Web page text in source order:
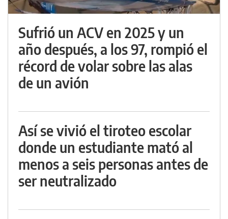
Sufrió un ACV en 2025 y un
año después, a los 97, rompió el
récord de volar sobre las alas
de un avión
Así se vivió el tiroteo escolar
donde un estudiante mató al
menos a seis personas antes de
ser neutralizado